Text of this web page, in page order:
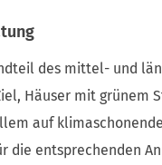
des mittel- und
Häuser mit grünem
auf
die entsprechenden